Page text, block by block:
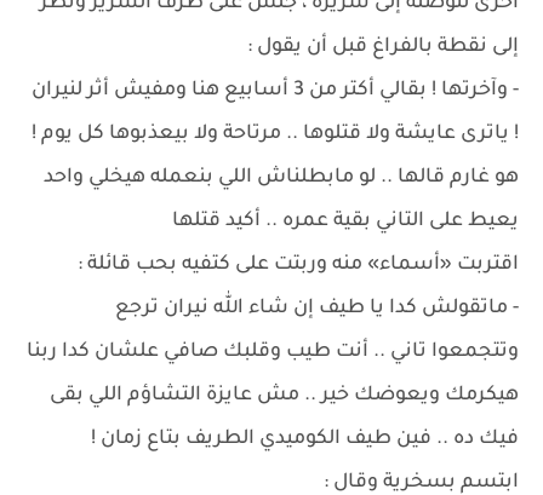
إلى نقطة بالفراغ قبل أن يقول :
- وآخرتها ! بقالي أكتر من 3 أسابيع هنا ومفيش أثر لنيران
! ياترى عايشة ولا قتلوها .. مرتاحة ولا بيعذبوها كل يوم !
هو غارم قالها .. لو مابطلناش اللي بنعمله هيخلي واحد
يعيط على التاني بقية عمره .. أكيد قتلها
اقتربت «أسماء» منه وربتت على كتفيه بحب قائلة :
- ماتقولش كدا يا طيف إن شاء الله نيران ترجع
وتتجمعوا تاني .. أنت طيب وقلبك صافي علشان كدا ربنا
هيكرمك ويعوضك خير .. مش عايزة التشاؤم اللي بقى
فيك ده .. فين طيف الكوميدي الطريف بتاع زمان !
ابتسم بسخرية وقال :